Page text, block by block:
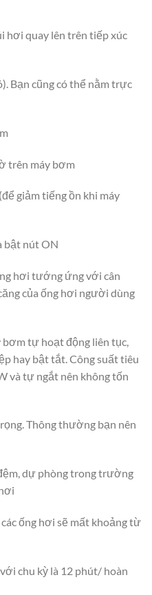
hơi quay lên trên tiếp xúc
Bạn cũng có thể nằm trực
trên máy bơm
giảm tiếng ồn khi máy
bật nút ON
hơi tướng ứng với cân
của ống hơi người dùng
bơm tự hoạt động liên tục,
hay bật tắt. Công suất tiêu
và tự ngắt nên không tốn
Thông thường bạn nên
dự phòng trong trường
ống hơi sẽ mất khoảng từ
chu kỳ là 12 phút/ hoàn